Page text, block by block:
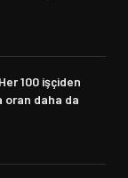
100 işçiden
oran daha da